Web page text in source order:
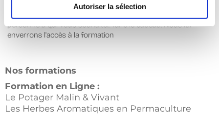
Autoriser la sélection
Il faudra juste nous envoyer un mail très court à
personne à qui vous souhaitez faire le cadeau. Nous lui
enverrons l'accès à la formation
Nos formations
Formation en Ligne :
Le Potager Malin & Vivant
Les Herbes Aromatiques en Permaculture